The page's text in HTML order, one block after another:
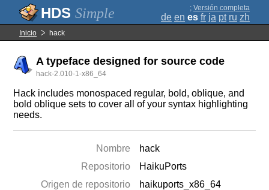
Simple ; Versión completa
de en es fr ja pt ru zh
Inicio hack
A typeface designed for source code
hack-2.010-1-x86_64
Hack includes monospaced regular, bold, oblique, and
bold oblique sets to cover all of your syntax highlighting
needs.
Nombre
hack
Repositorio
HaikuPorts
Origen de repositorio
haikuports_x86_64